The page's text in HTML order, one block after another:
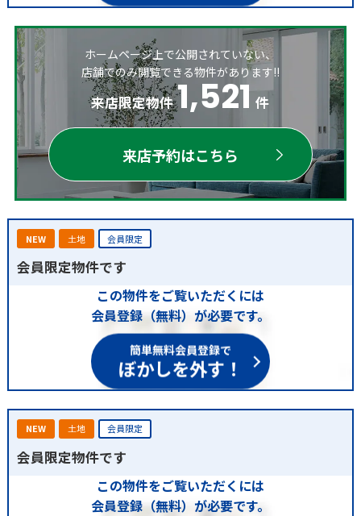
ホームページ上で公開されていない、
店舗でのみ閲覧できる物件があります!!
来店限定物件 1,521 件
来店予約はこちら
NEW 土地 会員限定
会員限定物件です
この物件をご覧いただくには
会員登録（無料）が必要です。
簡単無料会員登録で
ぼかしを外す！
NEW 土地 会員限定
会員限定物件です
この物件をご覧いただくには
会員登録（無料）が必要です。